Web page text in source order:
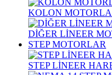
KOLON
DİĞER LİNEER
STEP MOTORLAR
STEP LİNEER